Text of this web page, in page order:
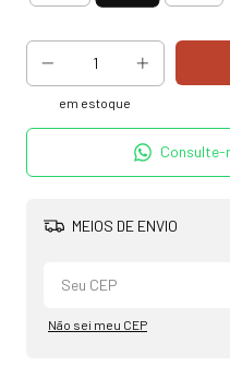
em estoque
Consulte-
MEIOS DE ENVIO
Não sei meu CEP